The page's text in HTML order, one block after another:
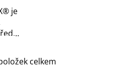
je
Ocelkem